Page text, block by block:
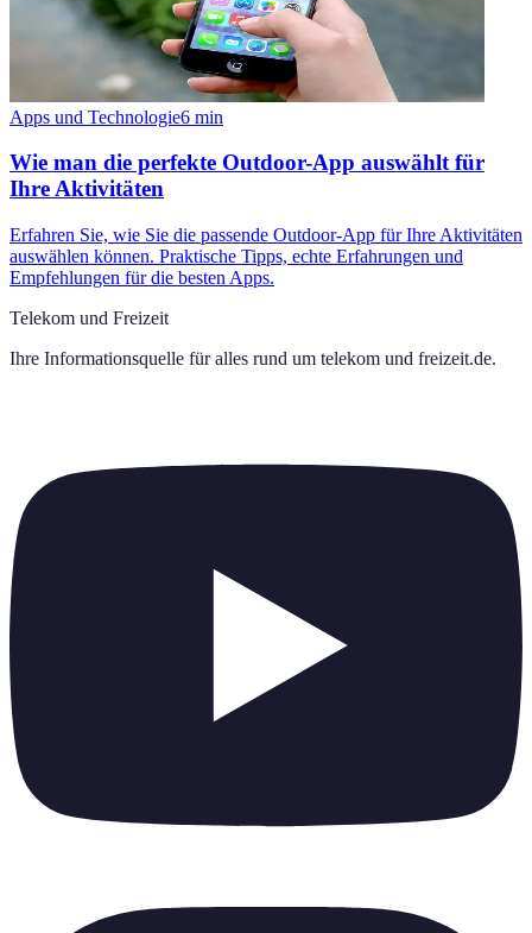
Apps und Technologie6 min
Wie man die perfekte Outdoor-App auswählt für
Ihre Aktivitäten
Erfahren Sie, wie Sie die passende Outdoor-App für Ihre Aktivitäten
auswählen können. Praktische Tipps, echte Erfahrungen und
Empfehlungen für die besten Apps.
Telekom und Freizeit
Ihre Informationsquelle für alles rund um telekom und freizeit.de.